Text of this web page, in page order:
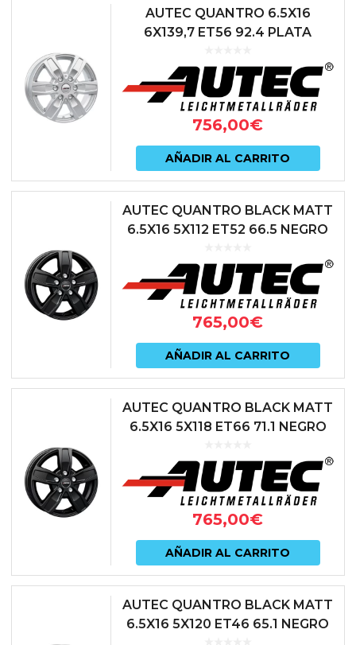
AUTEC QUANTRO 6.5X16
6X139,7 ET56 92.4 PLATA
756,00€
AÑADIR AL CARRITO
AUTEC QUANTRO BLACK MATT
6.5X16 5X112 ET52 66.5 NEGRO
765,00€
AÑADIR AL CARRITO
AUTEC QUANTRO BLACK MATT
6.5X16 5X118 ET66 71.1 NEGRO
765,00€
AÑADIR AL CARRITO
AUTEC QUANTRO BLACK MATT
6.5X16 5X120 ET46 65.1 NEGRO